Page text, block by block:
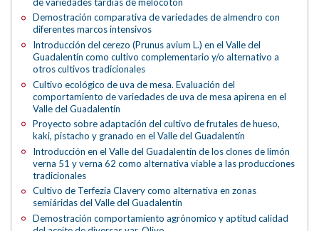
Demostración comparativa de variedades de almendro con
diferentes marcos intensivos
Introducción del cerezo (Prunus avium L.) en el Valle del
Guadalentín como cultivo complementario y/o alternativo a
otros cultivos tradicionales
Cultivo ecológico de uva de mesa. Evaluación del
comportamiento de variedades de uva de mesa apirena en el
Valle del Guadalentín
Proyecto sobre adaptación del cultivo de frutales de hueso,
kaki, pistacho y granado en el Valle del Guadalentín
Introducción en el Valle del Guadalentín de los clones de limón
verna 51 y verna 62 como alternativa viable a las producciones
tradicionales
Cultivo de Terfezia Clavery como alternativa en zonas
semiáridas del Valle del Guadalentín
Demostración comportamiento agrónomico y aptitud calidad